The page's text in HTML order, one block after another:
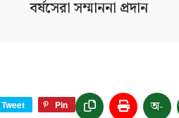
বর্ষসেরা সম্মাননা প্রদান
Tweet Pin অ-